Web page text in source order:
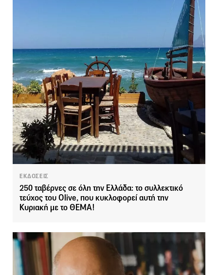
ΕΚΔΟΣΕΙΣ
250 ταβέρνες σε όλη την Ελλάδα: το συλλεκτικό
τεύχος του Olive, που κυκλοφορεί αυτή την
Κυριακή με το ΘΕΜΑ!